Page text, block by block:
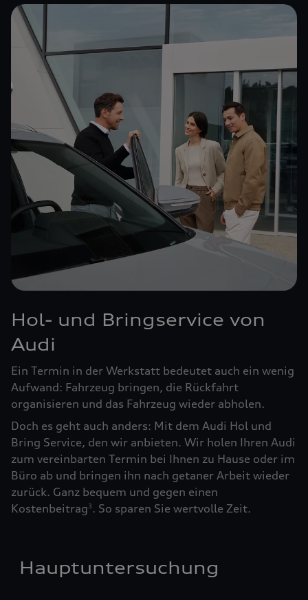
Hol- und Bringservice von
Audi
Ein Termin in der Werkstatt bedeutet auch ein wenig
Aufwand: Fahrzeug bringen, die Rückfahrt
organisieren und das Fahrzeug wieder abholen.
Doch es geht auch anders: Mit dem Audi Hol und
Bring Service, den wir anbieten. Wir holen Ihren Audi
zum vereinbarten Termin bei Ihnen zu Hause oder im
Büro ab und bringen ihn nach getaner Arbeit wieder
zurück. Ganz bequem und gegen einen
Kostenbeitrag3. So sparen Sie wertvolle Zeit.
Hauptuntersuchung